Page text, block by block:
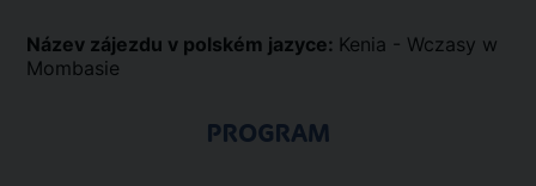
Název zájezdu v polském jazyce: Kenia - Wczasy w
Mombasie
PROGRAM